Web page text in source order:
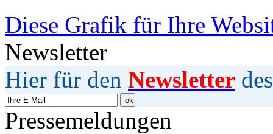
Diese Grafik für Ihre
Newsletter
Hier für den Newsletter
Pressemeldungen